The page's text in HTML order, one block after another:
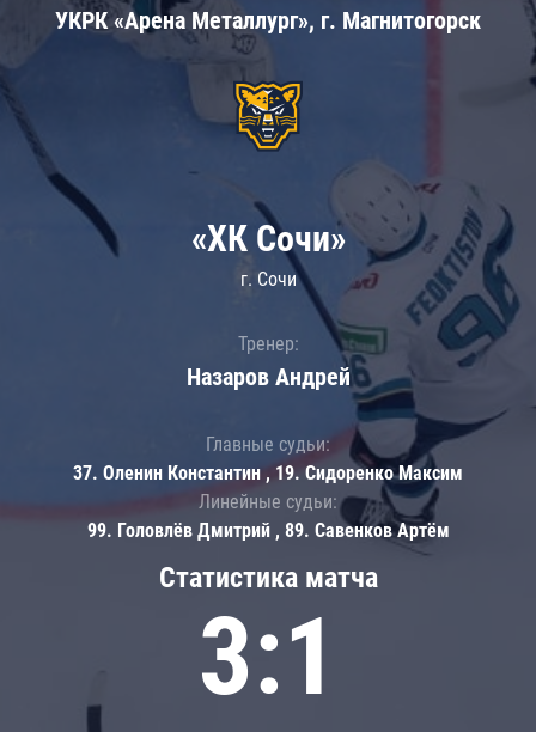
УКРК «Арена Металлург», г. Магнитогорск
Статистика матча
3:1
«ХК Сочи»
г. Сочи
Тренер:
Назаров Андрей
Главные судьи:
37. Оленин Константин , 19. Сидоренко Максим
Линейные судьи:
99. Головлёв Дмитрий , 89. Савенков Артём